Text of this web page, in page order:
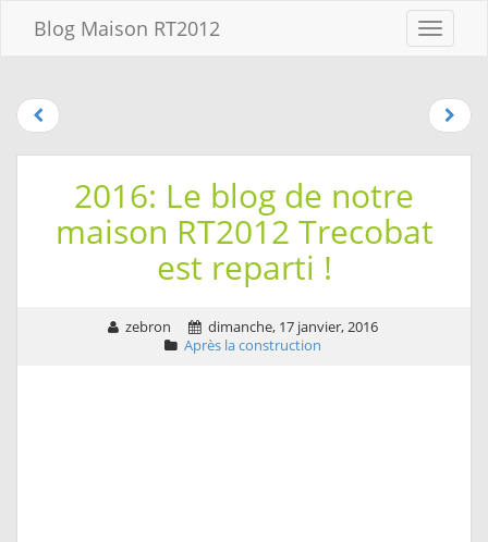
Menu
Blog Maison RT2012
contenu
menu
Aller à la
2016: Le blog de notre
maison RT2012 Trecobat
est reparti !
zebron
dimanche, 17 janvier, 2016
Après la construction